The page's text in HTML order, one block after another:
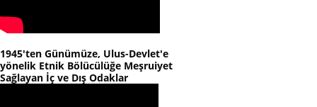
1945'ten Günümüze, Ulus-Devlet'e
yönelik Etnik Bölücülüğe Meşruiyet
Sağlayan İç ve Dış Odaklar